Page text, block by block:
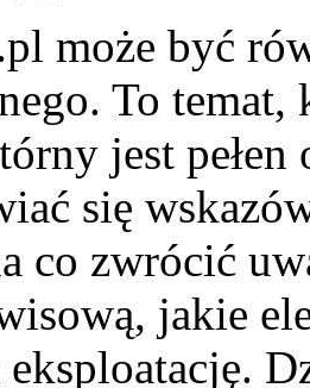
może być
To
jest
się
co zwrócić
jakie